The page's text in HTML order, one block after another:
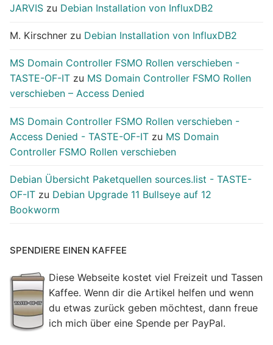
JARVIS zu Debian Installation von InfluxDB2
M. Kirschner zu Debian Installation von InfluxDB2
MS Domain Controller FSMO Rollen verschieben -
TASTE-OF-IT zu MS Domain Controller FSMO Rollen
verschieben – Access Denied
MS Domain Controller FSMO Rollen verschieben -
Access Denied - TASTE-OF-IT zu MS Domain
Controller FSMO Rollen verschieben
Debian Übersicht Paketquellen sources.list - TASTE-
OF-IT zu Debian Upgrade 11 Bullseye auf 12
Bookworm
SPENDIERE EINEN KAFFEE
Diese Webseite kostet viel Freizeit und Tassen
Kaffee. Wenn dir die Artikel helfen und wenn
du etwas zurück geben möchtest, dann freue
ich mich über eine Spende per PayPal.